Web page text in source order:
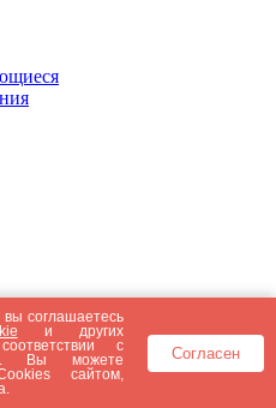
соглашаетесь
и других
с
. Вы можете
сайтом,
Согласен